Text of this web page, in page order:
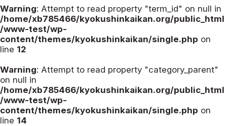
Warning: Attempt to read property "term_id" on null in
/home/xb785466/kyokushinkaikan.org/public_html
/www-test/wp-
content/themes/kyokushinkaikan/single.php on
line 12
Warning: Attempt to read property "category_parent"
on null in
/home/xb785466/kyokushinkaikan.org/public_html
/www-test/wp-
content/themes/kyokushinkaikan/single.php on
line 14
スケジュール
極真会館の世界
極真会館の理念
松井章奎館長 紹介
極真の歴史
極真会館のご案内